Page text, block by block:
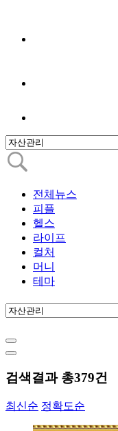
전체뉴스
피플
헬스
라이프
컬처
머니
테마
검색결과 총379건
최신순 정확도순